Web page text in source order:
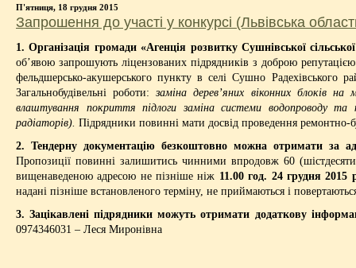
П'ятниця, 18 грудня 2015
Запрошення до участі у конкурсі (Львівська
1. Організація громади «Агенція розвитку Сушнівської
об’явою запрошують ліцензованих підрядників з доброю
фельдшерсько-акушерського пункту в селі Сушно Радехівського
Загальнобудівельні роботи:заміна дерев’яних віконних блоків на
влаштування покриття підлоги заміна системи водопроводу та
радіаторів). Підрядники повинні мати досвід проведення ремонтно-
2. Тендерну документацію безкоштовно можна отримати за
Пропозиції повинні залишитись чинними впродовж 60
вищенаведеною адресою не пізніше ніж 11.00 год. 24 грудня 2015
надані пізніше встановленого терміну, не приймаються і
3. Зацікавлені підрядники можуть отримати додаткову
0974346031 – Леся Миронівна